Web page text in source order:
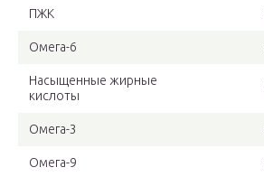
ПЖК
Омега-6
Насыщенные жирные
кислоты
Омега-3
Омега-9